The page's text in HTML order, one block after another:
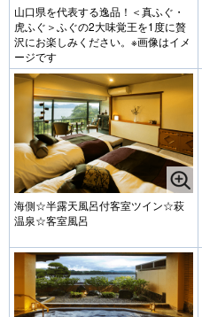
山口県を代表する逸品！＜真ふぐ・
虎ふぐ＞ふぐの2大味覚王を1度に贅
沢にお楽しみください。※画像はイメ
ージです
海側☆半露天風呂付客室ツイン☆萩
温泉☆客室風呂